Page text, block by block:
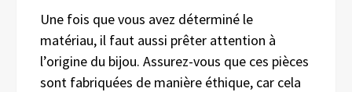
Une fois que vous avez déterminé le
matériau, il faut aussi prêter attention à
l’origine du bijou. Assurez-vous que ces pièces
sont fabriquées de manière éthique, car cela